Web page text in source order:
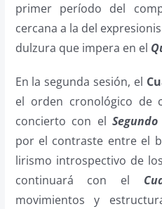
primer período del
cercana a la del
dulzura que impera en el
En la segunda sesión, el
el orden cronológico de
concierto con el
por el contraste entre el
lirismo introspectivo de
continuará con el
movimientos y